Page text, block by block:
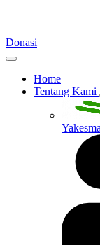
Donasi
Home
Tentang Kami